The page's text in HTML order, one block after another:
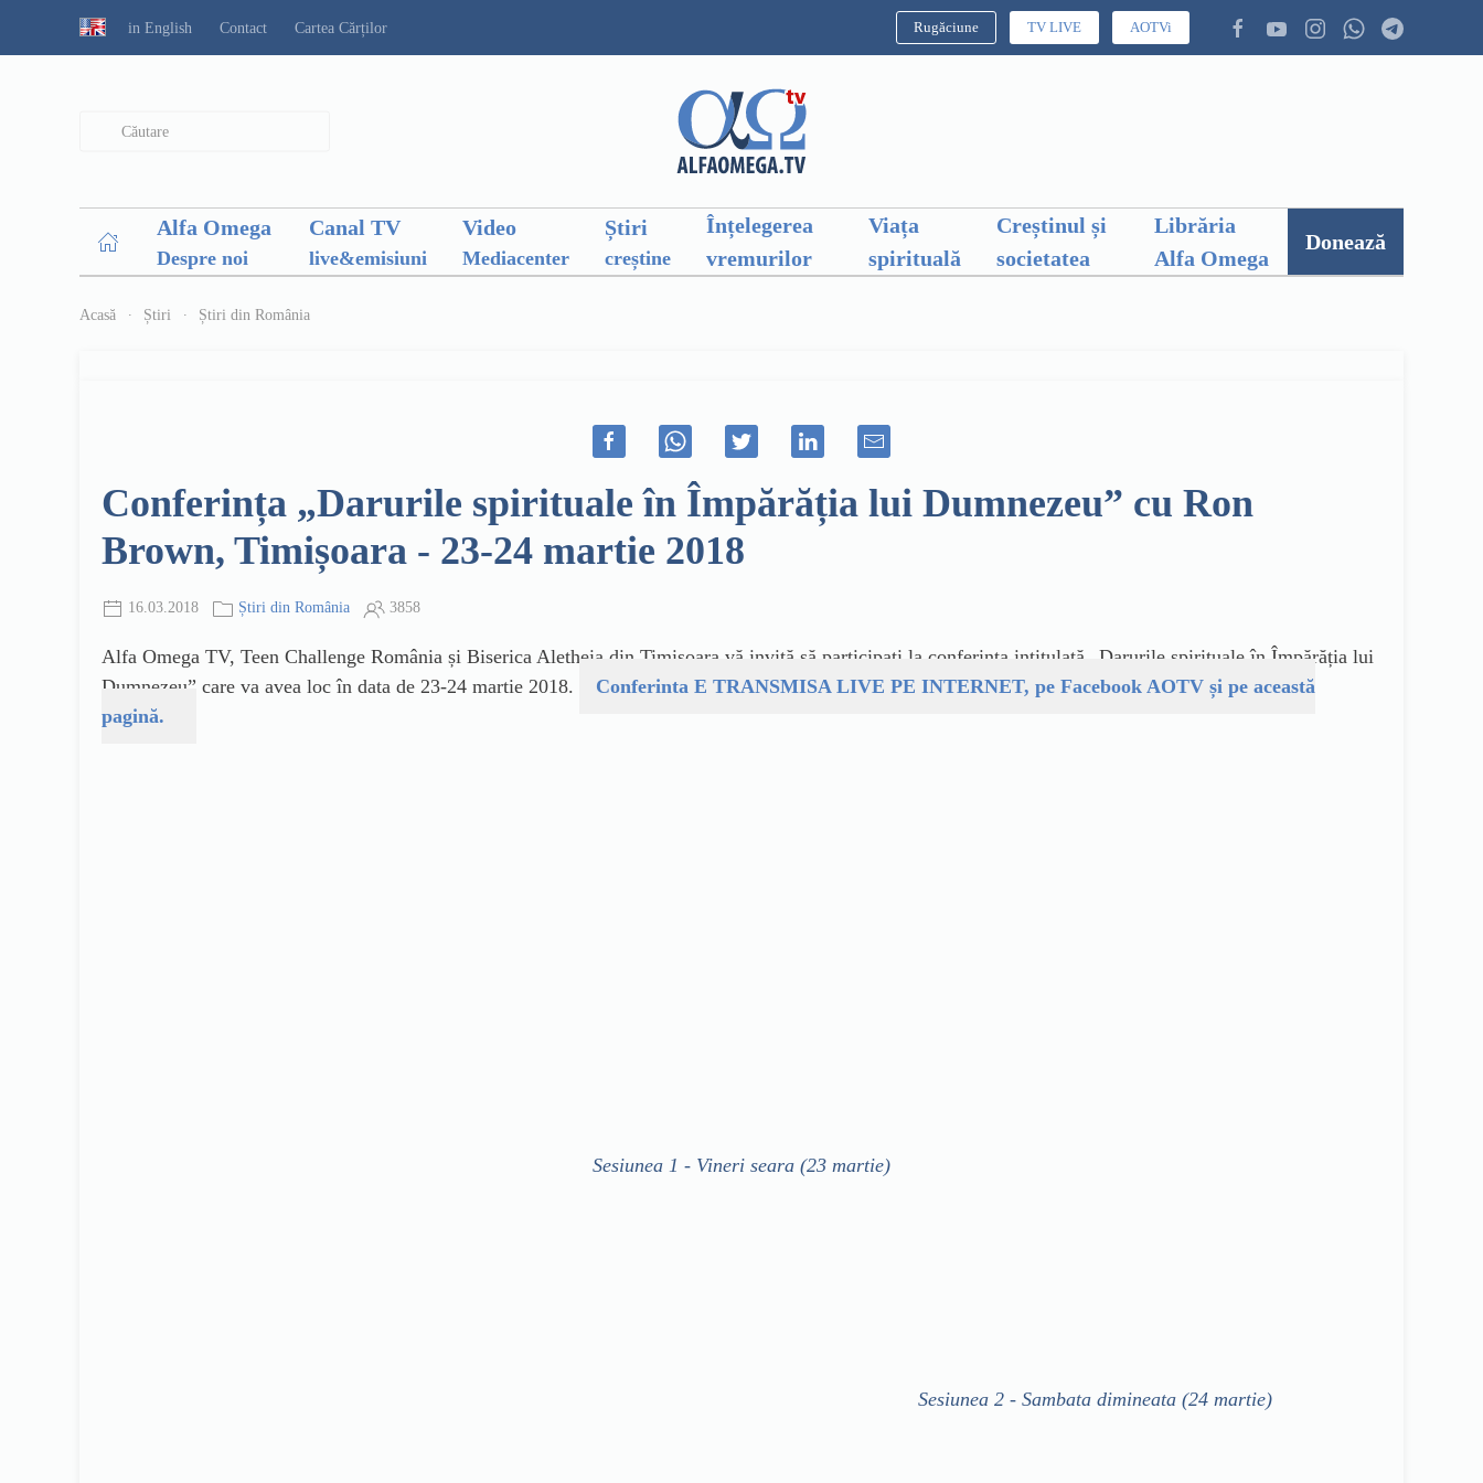
in English Contact Cartea Cărților Rugăciune TV LIVE AOTVi
Alfa Omega
Despre noi
Canal TV
live&emisiuni
Video
Mediacenter
Știri
creștine
Înțelegerea
vremurilor
Viața
spirituală
Creștinul și
societatea
Librăria
Alfa Omega
Donează
Acasă Știri Știri din România
Conferința „Darurile spirituale în Împărăția lui Dumnezeu” cu Ron
Brown, Timișoara - 23-24 martie 2018
16.03.2018 Știri din România 3858
Alfa Omega TV, Teen Challenge România și Biserica Aletheia din Timișoara vă invită să participați la conferința intitulată „Darurile spirituale în Împărăția lui
Dumnezeu” care va avea loc în data de 23-24 martie 2018.
Conferinta E TRANSMISA LIVE PE INTERNET, pe Facebook AOTV și pe această
pagină.
Sesiunea 1 - Vineri seara (23 martie)
Sesiunea 2 - Sambata dimineata (24 martie)